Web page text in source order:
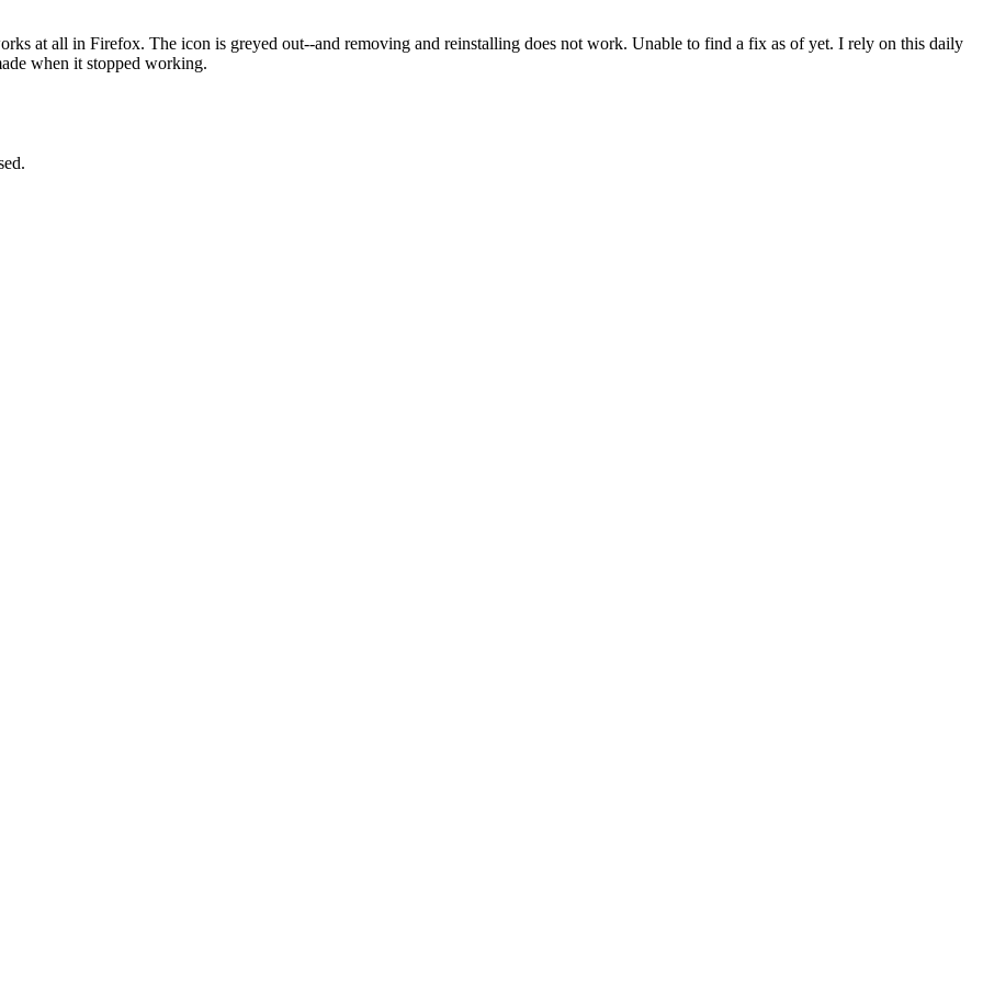
at all in Firefox. The icon is greyed out--and removing and reinstalling does not work. Unable to find a fix as of yet. I rely on this daily
when it stopped working.